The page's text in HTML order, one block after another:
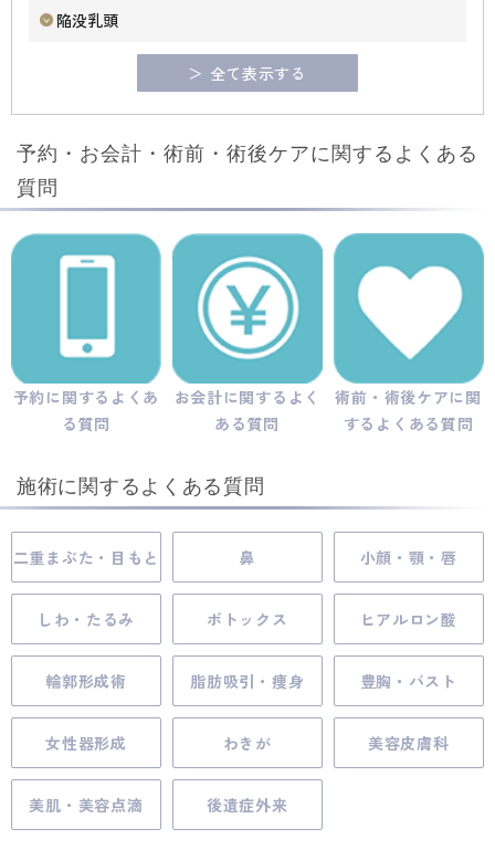
＞ 全て表示する
陥没乳頭
予約・お会計・術前・術後ケアに関するよくある
質問
予約に関するよくあ
る質問
お会計に関するよく
ある質問
術前・術後ケアに関
するよくある質問
施術に関するよくある質問
二重まぶた・目もと 鼻 小顔・顎・唇
しわ・たるみ ボトックス ヒアルロン酸
輪郭形成術 脂肪吸引・痩身 豊胸・バスト
女性器形成 わきが 美容皮膚科
美肌・美容点滴 後遺症外来